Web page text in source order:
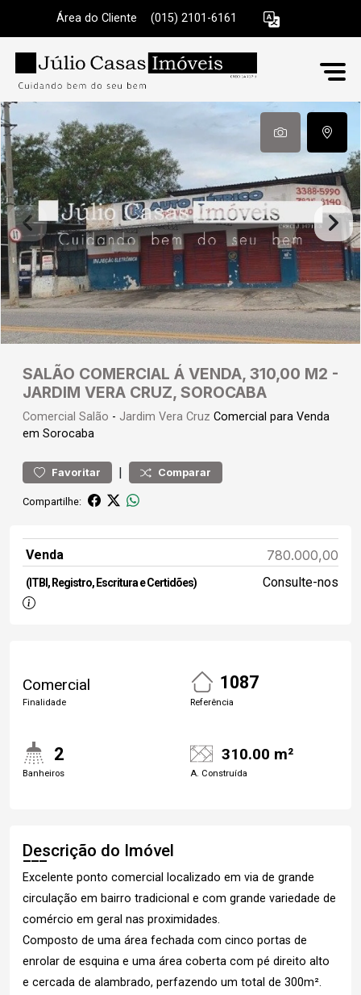
Área do Cliente (015) 2101-6161
SALÃO COMERCIAL Á VENDA, 310,00 M2 -
JARDIM VERA CRUZ, SOROCABA
Comercial Salão - Jardim Vera Cruz Comercial para Venda
em Sorocaba
Favoritar | Comparar
Compartilhe:
Venda 780.000,00
(ITBI, Registro, Escritura e Certidões) Consulte-nos
Comercial
Finalidade
1087
Referência
2
Banheiros
310.00 m²
A. Construída
Descrição do Imóvel
Excelente ponto comercial localizado em via de grande
circulação em bairro tradicional e com grande variedade de
comércio em geral nas proximidades.
Composto de uma área fechada com cinco portas de
enrolar de esquina e uma área coberta com pé direito alto
e cercada de alambrado, perfazendo um total de 300m².